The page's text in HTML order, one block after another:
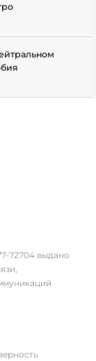
72704 выдано